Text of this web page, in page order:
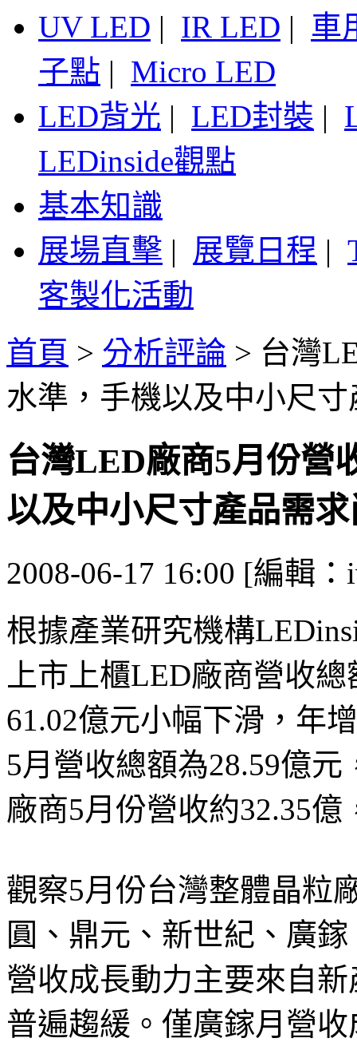
UV LED | IR LED | 車
子點 | Micro LED
LED背光 | LED封裝 |
LEDinside觀點
基本知識
展場直擊 | 展覽日程 |
客製化活動
首頁 > 分析評論 > 台灣
水準，手機以及中小尺
台灣LED廠商5月份營
以及中小尺寸產品需
2008-06-17 16:00 [編輯：
根據產業研究機構
上市上櫃LED廠商營收
61.02億元小幅下滑，年
5月營收總額為28.59億
廠商5月份營收約32.35
觀察5月份台灣整體晶粒
圓、鼎元、新世紀、廣
營收成長動力主要來自
普遍趨緩。僅廣鎵月營